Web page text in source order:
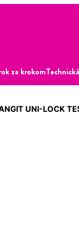
za krokom
UNI-LOCK